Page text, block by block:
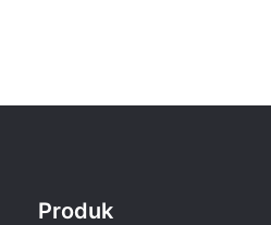
Produk